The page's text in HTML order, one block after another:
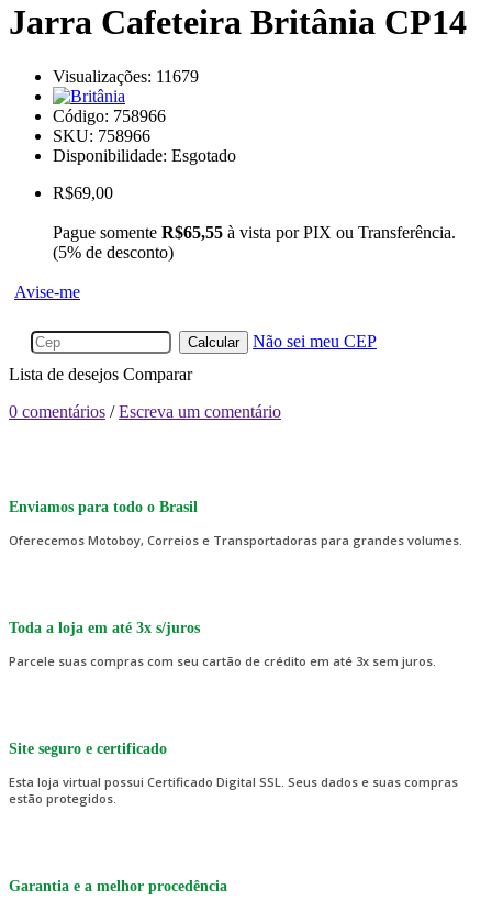
Jarra Cafeteira Britânia CP14
Visualizações: 11679
Código: 758966
SKU: 758966
Disponibilidade: Esgotado
R$69,00
Pague somente R$65,55 à vista por PIX ou Transferência.
(5% de desconto)
Avise-me
Calcular
Não sei meu CEP
Lista de desejos Comparar
0 comentários /Escreva um comentário
Enviamos para todo o Brasil
Oferecemos Motoboy, Correios e Transportadoras para grandes volumes.
Toda a loja em até 3x s/juros
Parcele suas compras com seu cartão de crédito em até 3x sem juros.
Site seguro e certificado
Esta loja virtual possui Certificado Digital SSL. Seus dados e suas compras
estão protegidos.
Garantia e a melhor procedência